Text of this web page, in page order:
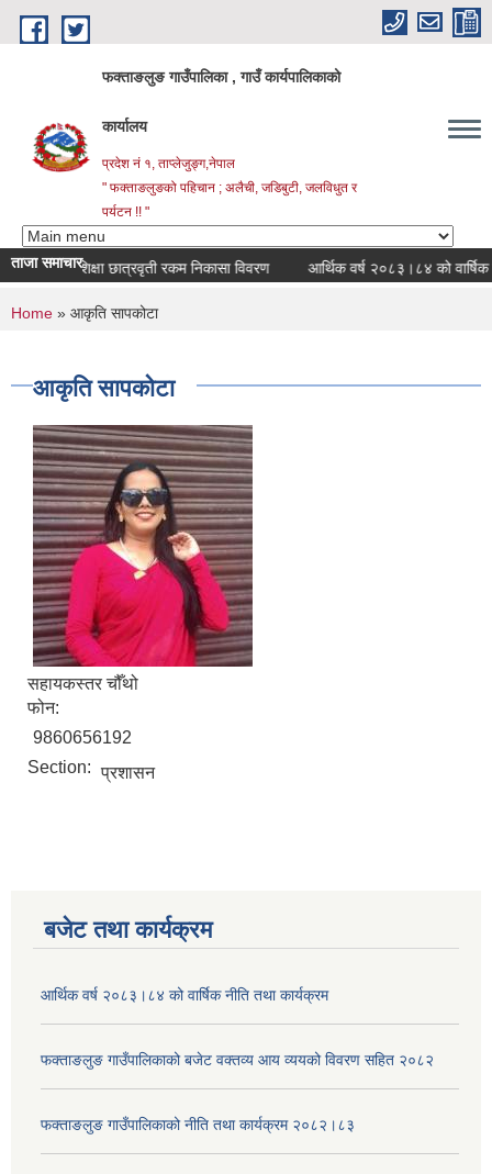
Skip to main content
फक्ताङलुङ गाउँपालिका , गाउँ कार्यपालिकाको
कार्यालय
प्रदेश नं १, ताप्लेजुङ्ग,नेपाल
" फक्ताङलुङको पहिचान ; अलैची, जडिबुटी, जलविधुत र
पर्यटन !! "
ताजा समाचार
उच्च शिक्षा छात्रवृती रकम निकासा विवरण आर्थिक वर्ष २०८३।८४ को वार्षिक
You are here
Home » आकृति सापकोटा
आकृति सापकोटा
सहायकस्तर चौँथो
फोन:
9860656192
Section: प्रशासन
बजेट तथा कार्यक्रम
आर्थिक वर्ष २०८३।८४ को वार्षिक नीति तथा कार्यक्रम
फक्ताङलुङ गाउँपालिकाको बजेट वक्तव्य आय व्ययको विवरण सहित २०८२
फक्ताङलुङ गाउँपालिकाको नीति तथा कार्यक्रम २०८२।८३